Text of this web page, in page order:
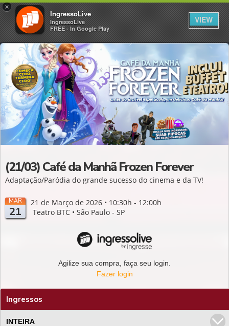
×
IngressoLive
IngressoLive
FREE - In Google Play
VIEW
(21/03) Café da Manhã Frozen Forever
Adaptação/Paródia do grande sucesso do cinema e da TV!
MAR
21
21 de Março de 2026 • 10:30h - 12:00h
Teatro BTC • São Paulo - SP
Agilize sua compra, faça seu login.
Fazer login
Ingressos
INTEIRA